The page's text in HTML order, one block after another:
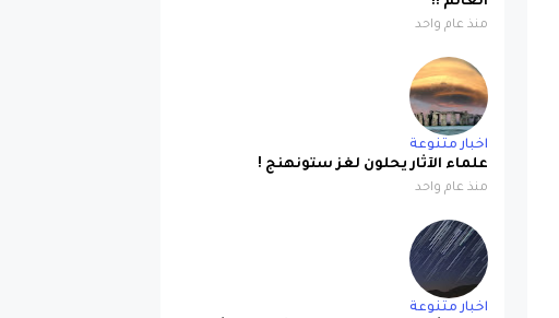
منذ عام واحد
اخبار متنوعة
علماء الآثار يحلون لغز ستونهنج !
منذ عام واحد
اخبار متنوعة